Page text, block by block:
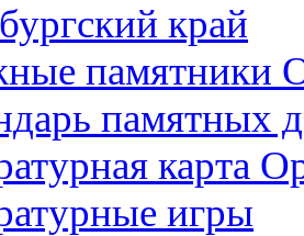
край
памятники
памятных
карта
игры